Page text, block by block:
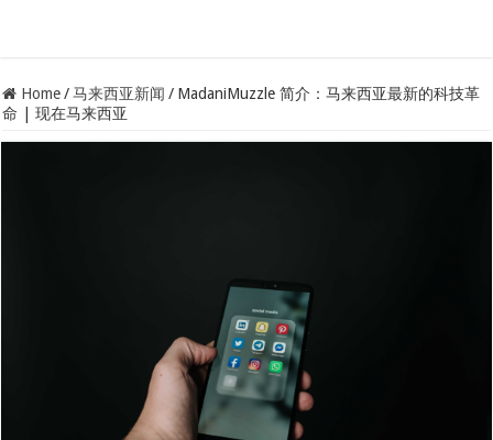
Home / 马来西亚新闻 / MadaniMuzzle 简介：马来西亚最新的科技革
命 | 现在马来西亚